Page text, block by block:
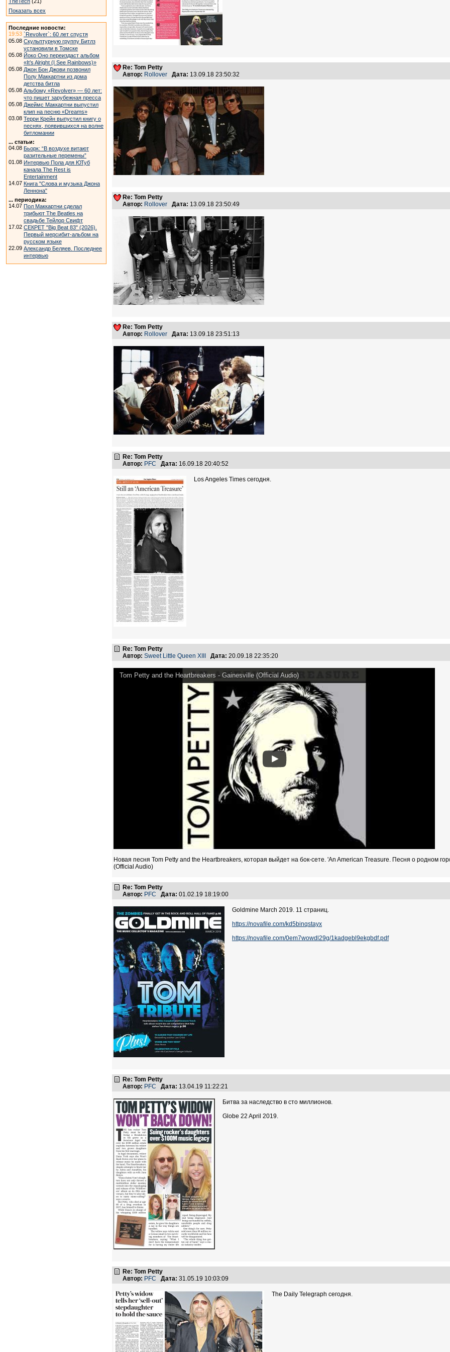
Показать всех
Последние новости:
19:53 `Revolver`: 60 лет спустя
05.08 Скульптурную группу Битлз
установили в Томске
05.08 Йоко Оно переиздаст альбом
«It’s Alright (I See Rainbows)»
05.08 Джон Бон Джови позвонил
Полу Маккартни из дома
детства битла
05.08 Альбому «Revolver» — 60 лет:
что пишет зарубежная пресса
05.08 Джеймс Маккартни выпустил
клип на песню «Dreams»
03.08 Терри Крейн выпустил книгу о
песнях, появившихся на волне
битломании
... статьи:
04.08 Бьорк: “В воздухе витают
разительные перемены”
01.08 Интервью Пола для ЮТуб
канала The Rest is
Entertainment
14.07 Книга "Слова и музыка Джона
Леннона"
... периодика:
14.07 Пол Маккартни сделал
трибьют The Beatles на
свадьбе Тейлор Свифт
17.02 СЕКРЕТ "Big Beat 83" (2026).
Первый мерсибит-альбом на
русском языке
22.09 Александр Беляев. Последнее
интервью
Re: Tom Petty
Автор: Rollover Дата: 13.09.18 23:50:32
Re: Tom Petty
Автор: Rollover Дата: 13.09.18 23:50:49
Re: Tom Petty
Автор: Rollover Дата: 13.09.18 23:51:13
Re: Tom Petty
Автор: PFC Дата: 16.09.18 20:40:52
Los Angeles Times сегодня.
Re: Tom Petty
Автор: Sweet Little Queen XIII Дата: 20.09.18 22:35:20
Tom Petty and the Heartbreakers - Gainesville (Official Audio)
Новая песня Tom Petty and the Heartbreakers, которая выйдет на бок-сете. 'An American Treasure. Песня о родном
(Official Audio)
Re: Tom Petty
Автор: PFC Дата: 01.02.19 18:19:00
Goldmine March 2019. 11 страниц.
https://novafile.com/kd5binqstayx
https://novafile.com/0em7wowdl29g/1kadgebl9ekgbdf.pdf
Re: Tom Petty
Автор: PFC Дата: 13.04.19 11:22:21
Битва за наследство в сто миллионов.
Globe 22 April 2019.
Re: Tom Petty
Автор: PFC Дата: 31.05.19 10:03:09
The Daily Telegraph сегодня.